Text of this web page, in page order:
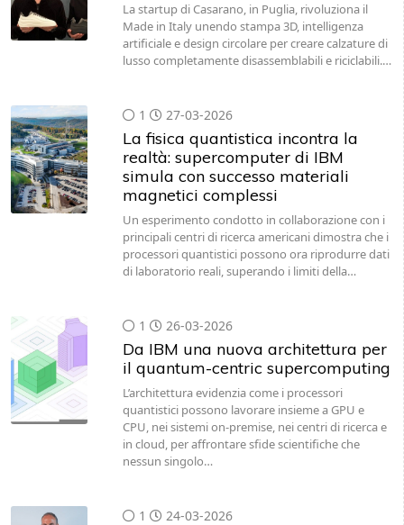
La startup di Casarano, in Puglia, rivoluziona il
Made in Italy unendo stampa 3D, intelligenza
artificiale e design circolare per creare calzature di
lusso completamente disassemblabili e riciclabili.…
1 27-03-2026
La fisica quantistica incontra la
realtà: supercomputer di IBM
simula con successo materiali
magnetici complessi
Un esperimento condotto in collaborazione con i
principali centri di ricerca americani dimostra che i
processori quantistici possono ora riprodurre dati
di laboratorio reali, superando i limiti della…
1 26-03-2026
Da IBM una nuova architettura per
il quantum-centric supercomputing
L’architettura evidenzia come i processori
quantistici possono lavorare insieme a GPU e
CPU, nei sistemi on-premise, nei centri di ricerca e
in cloud, per affrontare sfide scientifiche che
nessun singolo…
1 24-03-2026